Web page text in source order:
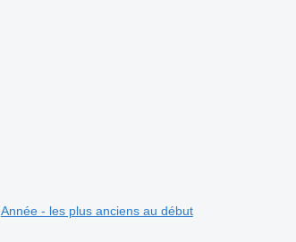
Année - les plus anciens au début